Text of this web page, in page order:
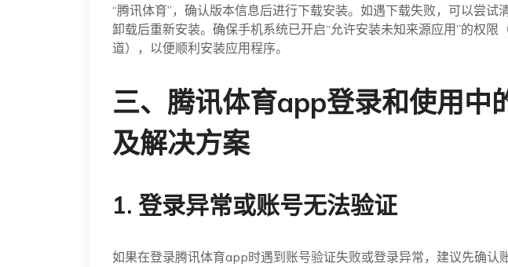
“腾讯体育”，确认版本信息后进行下载安装。如遇下载失败，可以尝试
卸载后重新安装。确保手机系统已开启“允许安装未知来源应用”的权限
道），以便顺利安装应用程序。
三、腾讯体育app登录和使用中
及解决方案
1. 登录异常或账号无法验证
如果在登录腾讯体育app时遇到账号验证失败或登录异常，建议先确认